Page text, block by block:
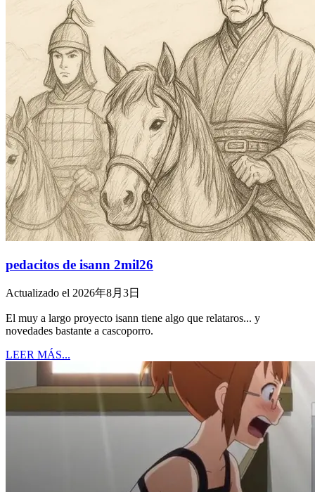
pedacitos de isann 2mil26
Actualizado el 2026年8月3日
El muy a largo proyecto isann tiene algo que relataros... y
novedades bastante a cascoporro.
LEER MÁS...